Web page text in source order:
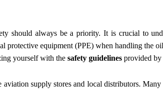
always be a priority. It is crucial to
protective equipment (PPE) when handling the
yourself with the safety guidelines provided by
supply stores and local distributors.